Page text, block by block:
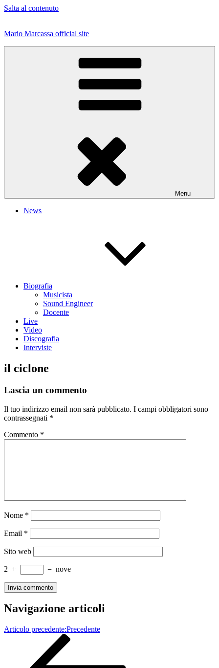
Salta al contenuto
Mario Marcassa official site
Menu
News
Biografia
Musicista
Sound Engineer
Docente
Live
Video
Discografia
Interviste
il ciclone
Lascia un commento
Il tuo indirizzo email non sarà pubblicato. I campi obbligatori sono
contrassegnati *
Commento *
Nome *
Email *
Sito web
2 + = nove
Navigazione articoli
Articolo precedente:Precedente